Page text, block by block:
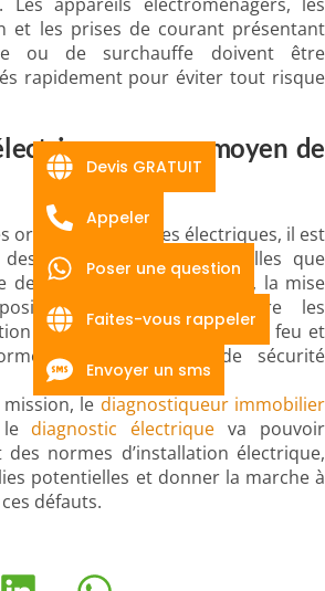
et les prises de courant présentant
ou de surchauffe doivent être
rapidement pour éviter tout risque
comme moyen de
origines d’incendies électriques, il est
mesures préventives telles que
des installations électriques, la mise
de protection contre les
de matériaux résistants au feu et
d’installation et de sécurité
le diagnostiqueur immobilier
lediagnostic électrique va pouvoir
normes d’installation électrique,
potentielles et donner la marche à
défauts.
Devis GRATUIT
Appeler
Poser une question
Faites-vous rappeler
Envoyer un sms